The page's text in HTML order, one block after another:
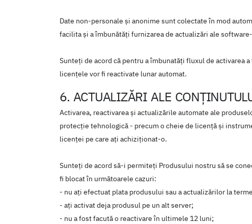
Date non-personale şi anonime sunt colectate în mod
facilita și a îmbunătăți furnizarea de actualizări ale
Sunteți de acord că pentru a îmbunatăţi fluxul de
licenţele vor fi reactivate lunar automat.
6. ACTUALIZĂRI ALE
Activarea, reactivarea şi actualizările automate ale
protecţie tehnologică - precum o cheie de licență şi
licenței pe care ați achiziționat-o.
Sunteți de acord să-i permiteți Produsului nostru să se
fi blocat în următoarele cazuri:
- nu aţi efectuat plata produsului sau a actualizărilor la
- aţi activat deja produsul pe un alt server;
- nu a fost facută o reactivare în ultimele 12 luni;